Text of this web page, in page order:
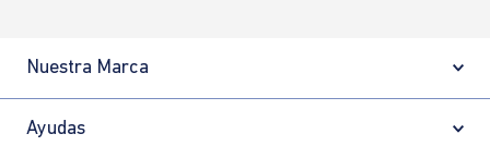
Nuestra Marca
Ayudas